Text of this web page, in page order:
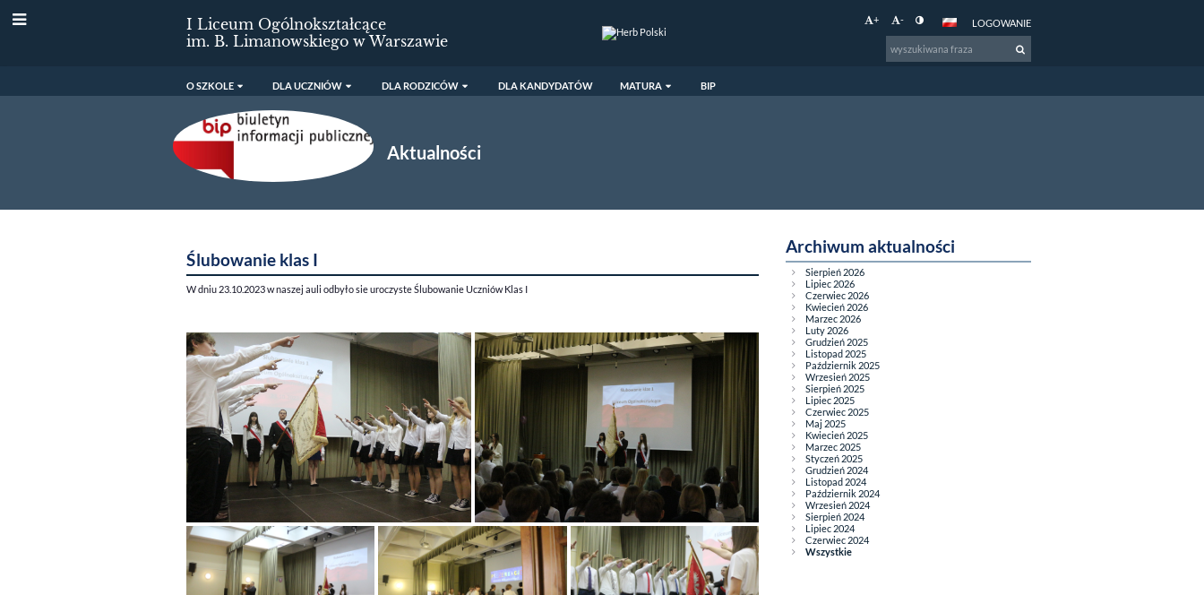
I Liceum Ogólnokształcące
im. B. Limanowskiego w Warszawie
+ - LOGOWANIE
O SZKOLE DLA UCZNIÓW DLA RODZICÓW DLA KANDYDATÓW MATURA BIP
Aktualności
Aktualności
Ślubowanie klas I
W dniu 23.10.2023 w naszej auli odbyło sie uroczyste Ślubowanie Uczniów Klas I
Archiwum aktualności
Sierpień 2026
Lipiec 2026
Czerwiec 2026
Kwiecień 2026
Marzec 2026
Luty 2026
Grudzień 2025
Listopad 2025
Październik 2025
Wrzesień 2025
Sierpień 2025
Lipiec 2025
Czerwiec 2025
Maj 2025
Kwiecień 2025
Marzec 2025
Styczeń 2025
Grudzień 2024
Listopad 2024
Październik 2024
Wrzesień 2024
Sierpień 2024
Lipiec 2024
Czerwiec 2024
Wszystkie